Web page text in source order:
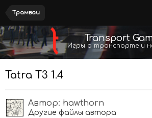
Трамваи
Transport
Игры о транспорте и
Tatra T3 1.4
Автор: hawthorn
Другие файлы автора